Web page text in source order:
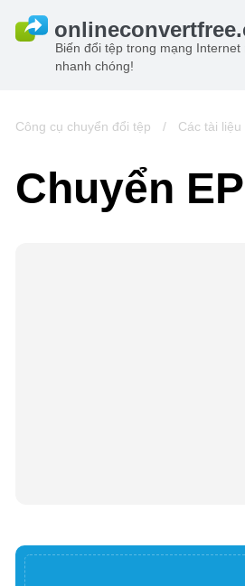
Biến đổi tệp trong mạng Internet
nhanh chóng!
Công cụ chuyển đổi tệp / Các tài liệu
Chuyển